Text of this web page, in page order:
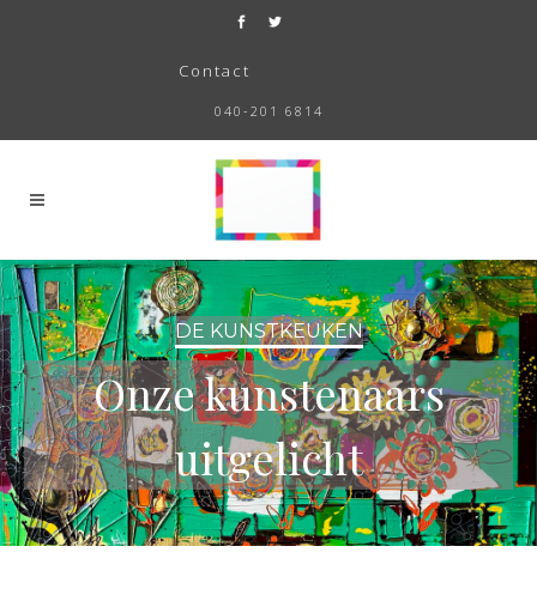
Contact
040-201 6814
DE KUNSTKEUKEN
Onze kunstenaars
uitgelicht